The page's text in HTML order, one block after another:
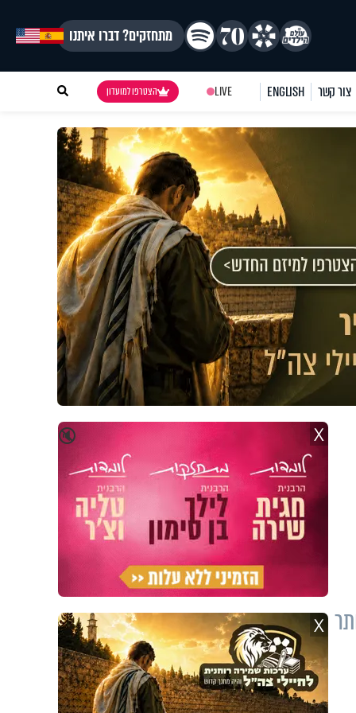
מתחזקים? דברו איתנו
צור קשר ENGLISH
LIVE הצטרפו למועדון
🔇 X
X